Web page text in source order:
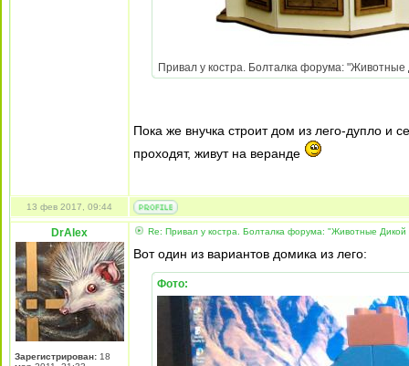
Привал у костра. Болталка форума:
Пока же внучка строит дом из лего-дупло и
проходят, живут на веранде
13 фев 2017, 09:44
DrAlex
Зарегистрирован: 18
Re: Привал у костра. Болталка форума: "Животные
Вот один из вариантов домика из лего:
Фото: